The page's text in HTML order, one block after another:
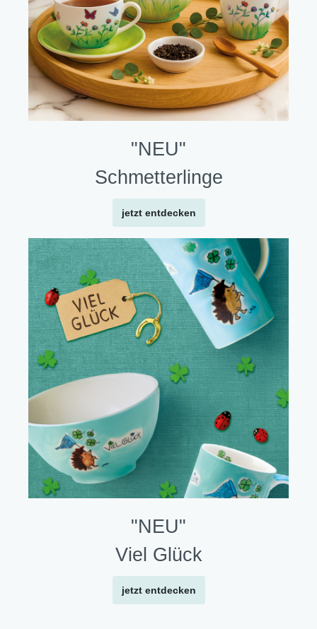
"NEU"
Schmetterlinge
jetzt entdecken
"NEU"
Viel Glück
jetzt entdecken